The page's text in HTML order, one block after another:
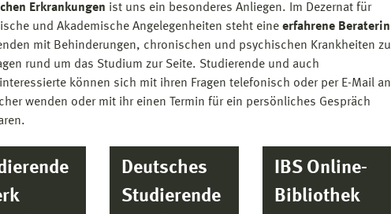
Erkrankungen ist uns ein besonderes Anliegen. Im Dezernat für
und Akademische Angelegenheiten steht eine erfahrene Beraterin
mit Behinderungen, chronischen und psychischen Krankheiten zu
rund um das Studium zur Seite. Studierende und auch
können sich mit ihren Fragen telefonisch oder per E-Mail an
wenden oder mit ihr einen Termin für ein persönliches Gespräch
Deutsches
Studierende
IBS Online-
Bibliothek